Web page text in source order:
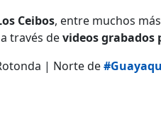
Ceibos, entre muchos
través devideos grabados
| Norte de